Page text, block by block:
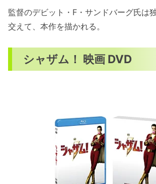
監督のデビット・F・サンドバーグ氏は
交えて、本作を描かれる。
シャザム！ 映画 DVD